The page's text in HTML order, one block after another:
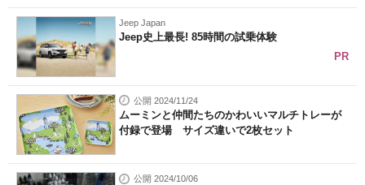
Jeep Japan
Jeep史上最長! 85時間の試乗体験
PR
公開 2024/11/24
ムーミンと仲間たちのかわいいマルチトレーが
付録で登場 サイズ違いで2枚セット
公開 2024/10/06